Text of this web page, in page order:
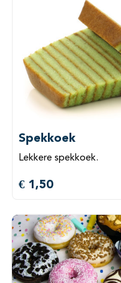
Spekkoek
Lekkere spekkoek.
€ 1,50